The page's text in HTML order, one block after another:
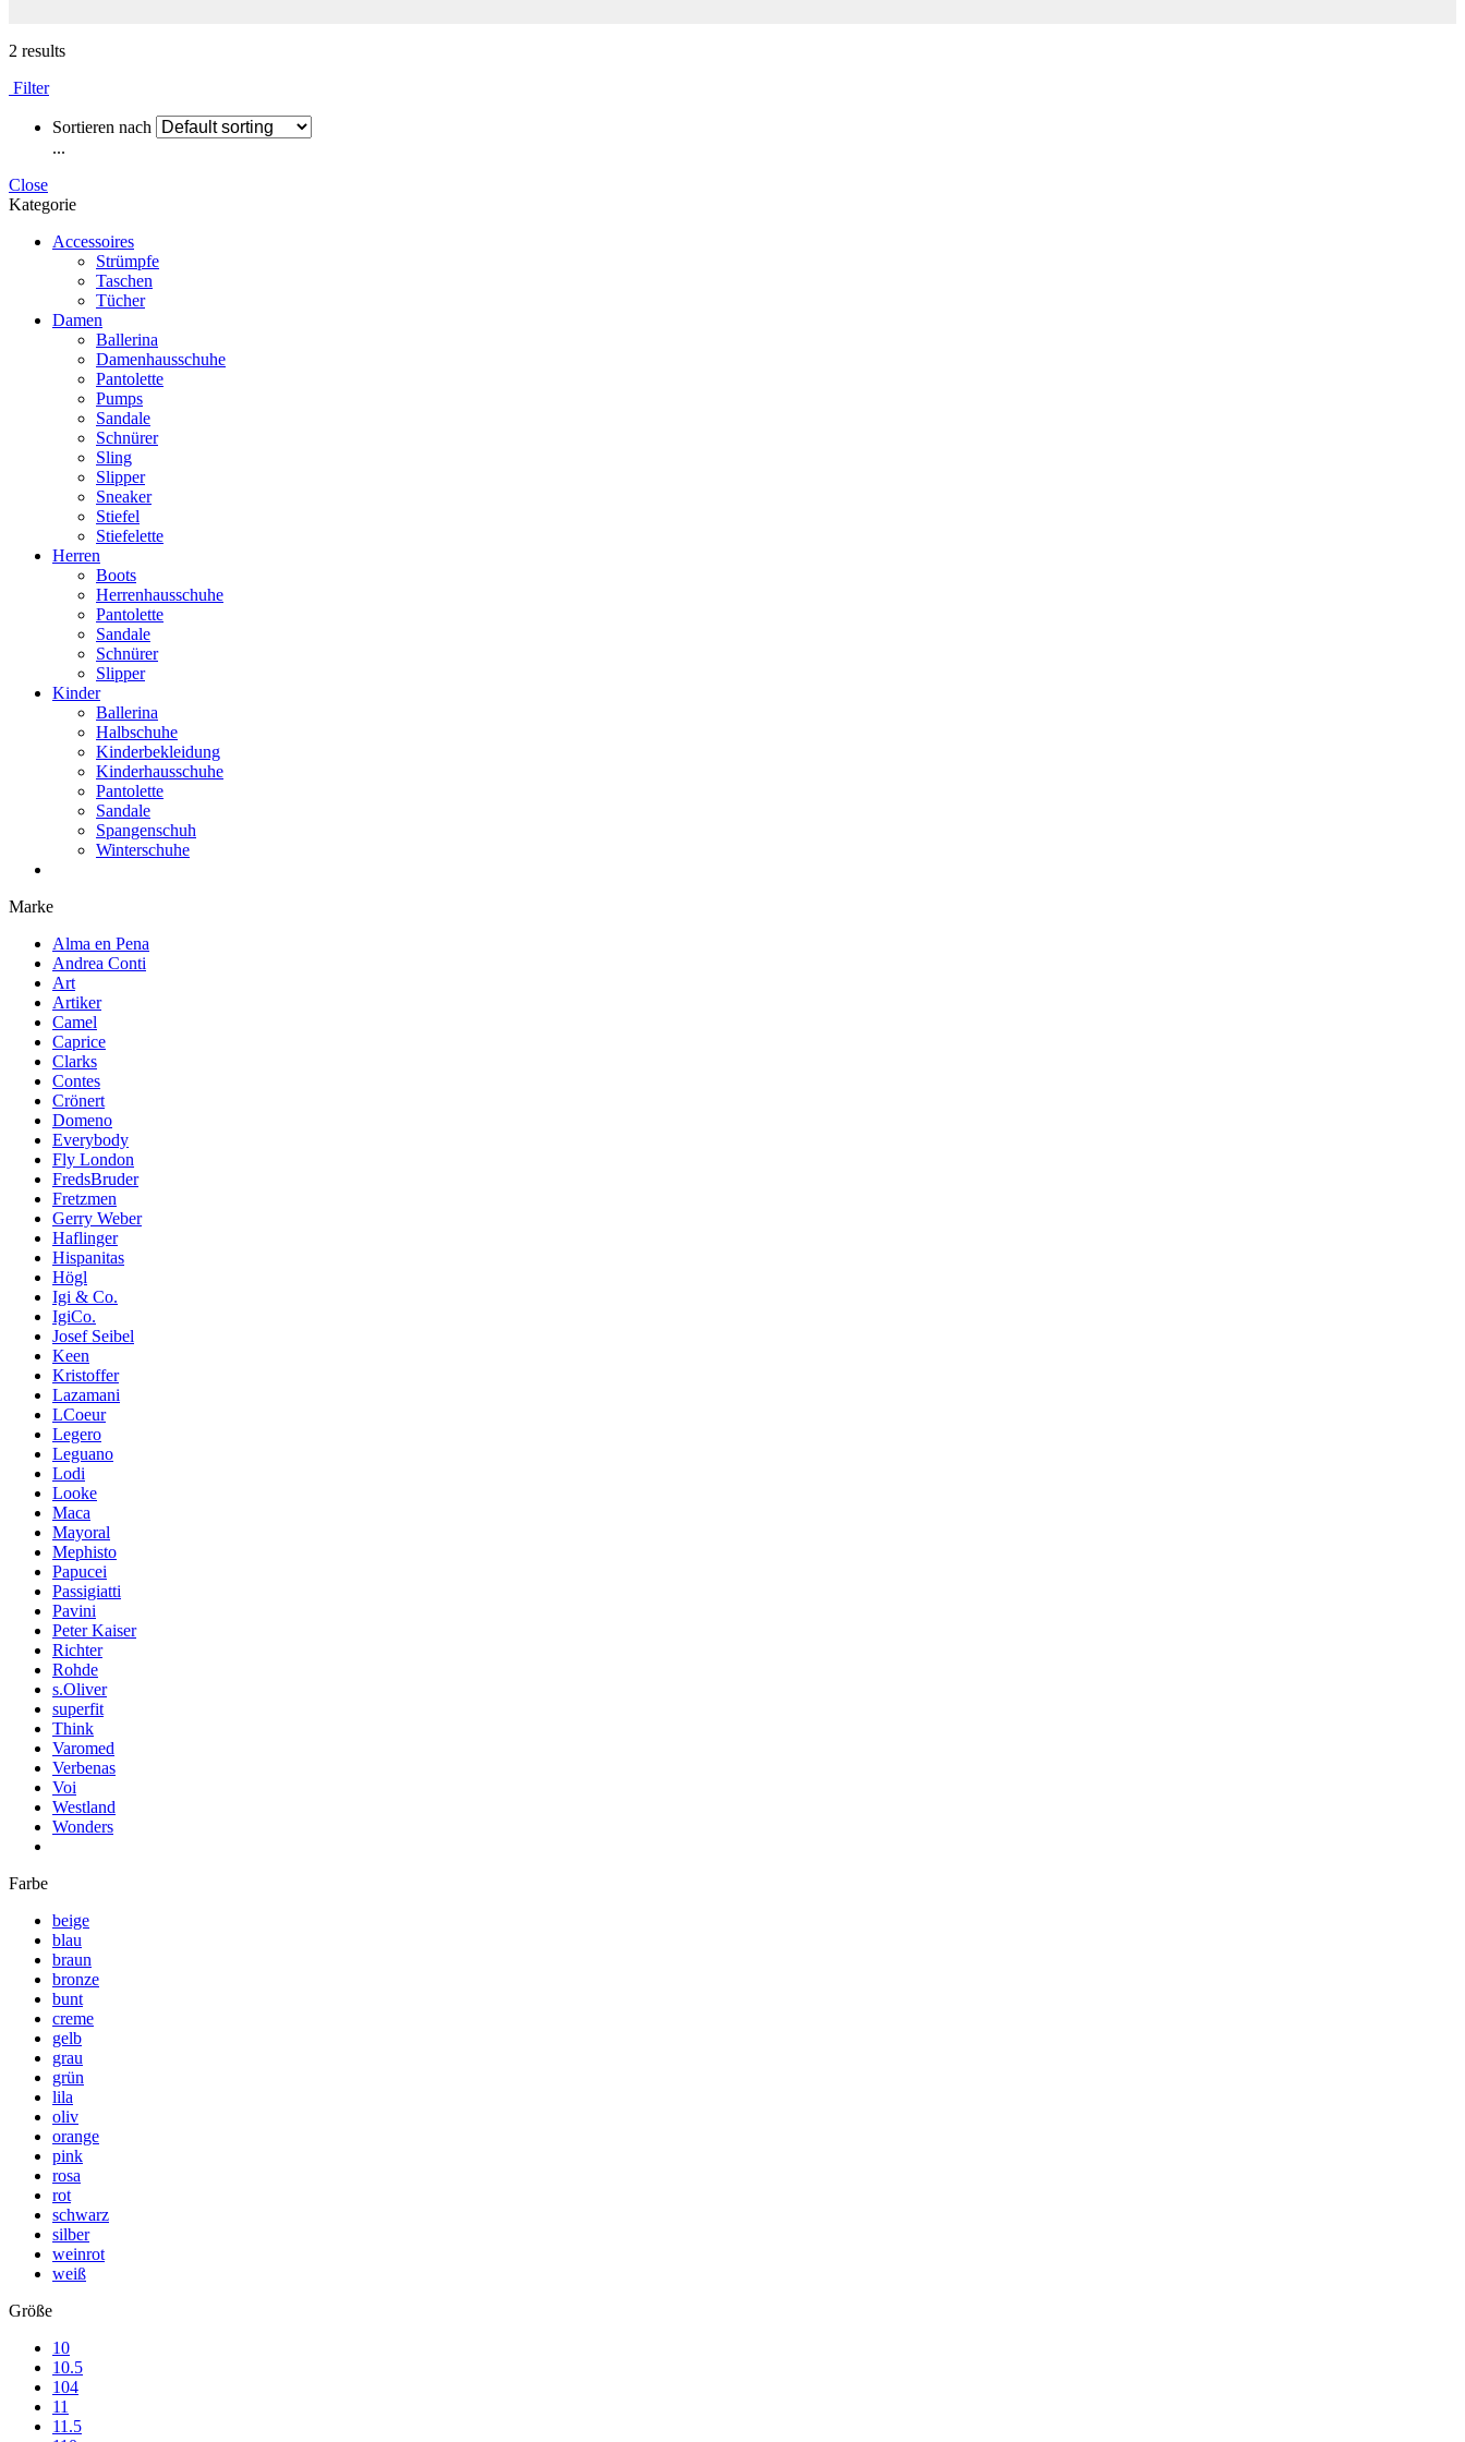
2 results
Filter
Sortieren nach
...
Close
Kategorie
Accessoires
Strümpfe
Taschen
Tücher
Damen
Ballerina
Damenhausschuhe
Pantolette
Pumps
Sandale
Schnürer
Sling
Slipper
Sneaker
Stiefel
Stiefelette
Herren
Boots
Herrenhausschuhe
Pantolette
Sandale
Schnürer
Slipper
Kinder
Ballerina
Halbschuhe
Kinderbekleidung
Kinderhausschuhe
Pantolette
Sandale
Spangenschuh
Winterschuhe
Marke
Alma en Pena
Andrea Conti
Art
Artiker
Camel
Caprice
Clarks
Contes
Crönert
Domeno
Everybody
Fly London
FredsBruder
Fretzmen
Gerry Weber
Haflinger
Hispanitas
Högl
Igi & Co.
IgiCo.
Josef Seibel
Keen
Kristoffer
Lazamani
LCoeur
Legero
Leguano
Lodi
Looke
Maca
Mayoral
Mephisto
Papucei
Passigiatti
Pavini
Peter Kaiser
Richter
Rohde
s.Oliver
superfit
Think
Varomed
Verbenas
Voi
Westland
Wonders
Farbe
beige
blau
braun
bronze
bunt
creme
gelb
grau
grün
lila
oliv
orange
pink
rosa
rot
schwarz
silber
weinrot
weiß
Größe
10
10.5
104
11
11.5